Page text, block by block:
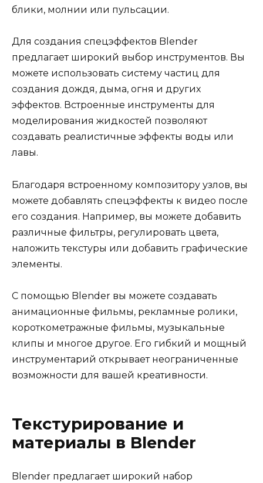
блики, молнии или пульсации.
Для создания спецэффектов Blender
предлагает широкий выбор инструментов. Вы
можете использовать систему частиц для
создания дождя, дыма, огня и других
эффектов. Встроенные инструменты для
моделирования жидкостей позволяют
создавать реалистичные эффекты воды или
лавы.
Благодаря встроенному композитору узлов, вы
можете добавлять спецэффекты к видео после
его создания. Например, вы можете добавить
различные фильтры, регулировать цвета,
наложить текстуры или добавить графические
элементы.
С помощью Blender вы можете создавать
анимационные фильмы, рекламные ролики,
короткометражные фильмы, музыкальные
клипы и многое другое. Его гибкий и мощный
инструментарий открывает неограниченные
возможности для вашей креативности.
Текстурирование и
материалы в Blender
Blender предлагает широкий набор